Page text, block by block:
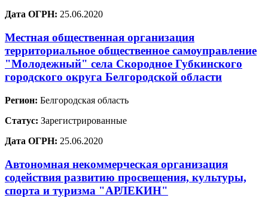
Дата ОГРН: 25.06.2020
Местная общественная организация
территориальное общественное самоуправление
"Молодежный" села Скородное Губкинского
городского округа Белгородской области
Регион: Белгородская область
Статус: Зарегистрированные
Дата ОГРН: 25.06.2020
Автономная некоммерческая организация
содействия развитию просвещения, культуры,
спорта и туризма "АРЛЕКИН"